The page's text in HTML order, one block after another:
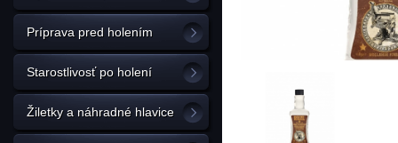
Príprava pred holením
Starostlivosť po holení
Žiletky a náhradné hlavice